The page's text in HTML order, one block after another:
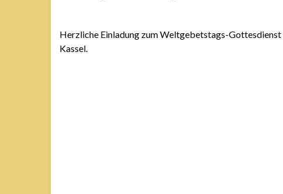
Herzliche Einladung zum Weltgebetstags-
Kassel.